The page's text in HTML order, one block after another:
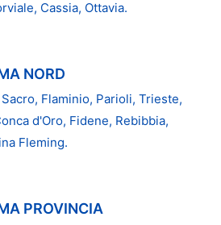
Cassia, Ottavia.
NORD
Flaminio, Parioli, Trieste,
d'Oro, Fidene, Rebibbia,
Fleming.
PROVINCIA